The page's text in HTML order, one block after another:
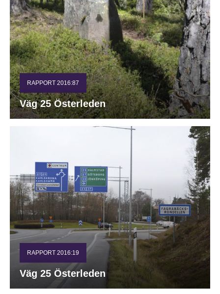
RAPPORT 2016:87
Väg 25 Österleden
RAPPORT 2016:19
Väg 25 Österleden